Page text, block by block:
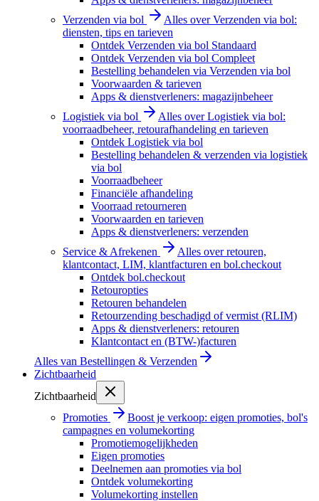
Verzenden via bol
Alles over Verzenden via bol:
diensten, tips en tarieven
Ontdek Verzenden via bol Standaard
Ontdek Verzenden via bol Compleet
Bestelling behandelen via Verzenden via bol
Voorwaarden & tarieven
Apps & dienstverleners: magazijnbeheer
Logistiek via bol
Alles over Logistiek via bol:
voorraadbeheer, retourafhandeling en tarieven
Ontdek Logistiek via bol
Bestelling behandelen & verzenden via logistiek
via bol
Voorraadbeheer
Financiële afhandeling
Voorraad retourneren
Voorwaarden en tarieven
Apps & dienstverleners: verzenden
Service & Afrekenen
Alles over retouren,
klantcontact, LIM, klantfacturen en bol.checkout
Ontdek bol.checkout
Retouropties
Retouren behandelen
Retourzending beschadigd of vermist (RLIM)
Apps & dienstverleners: retouren
Klantcontact en (BTW-)facturen
Alles van Bestellingen & Verzenden
Zichtbaarheid
Zichtbaarheid
Promoties
Boost je verkoop: eigen promoties, bol's
campagnes en volumekorting
Promotiemogelijkheden
Eigen promoties
Deelnemen aan promoties via bol
Ontdek volumekorting
Volumekorting instellen